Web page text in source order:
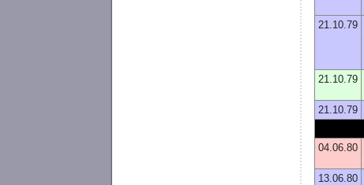
21.10.79
21.10.79
21.10.79
04.06.80
13.06.80